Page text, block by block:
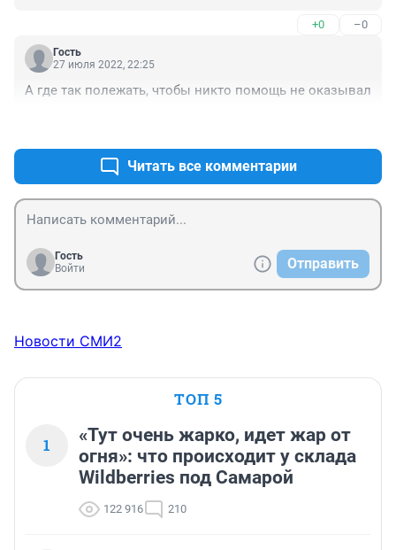
+0 –0
Гость
27 июля 2022, 22:25
А где так полежать, чтобы никто помощь не оказывал
Читать все комментарии
Гость
Войти
Отправить
Новости СМИ2
ТОП 5
1
«Тут очень жарко, идет жар от
огня»: что происходит у склада
Wildberries под Самарой
122 916 210